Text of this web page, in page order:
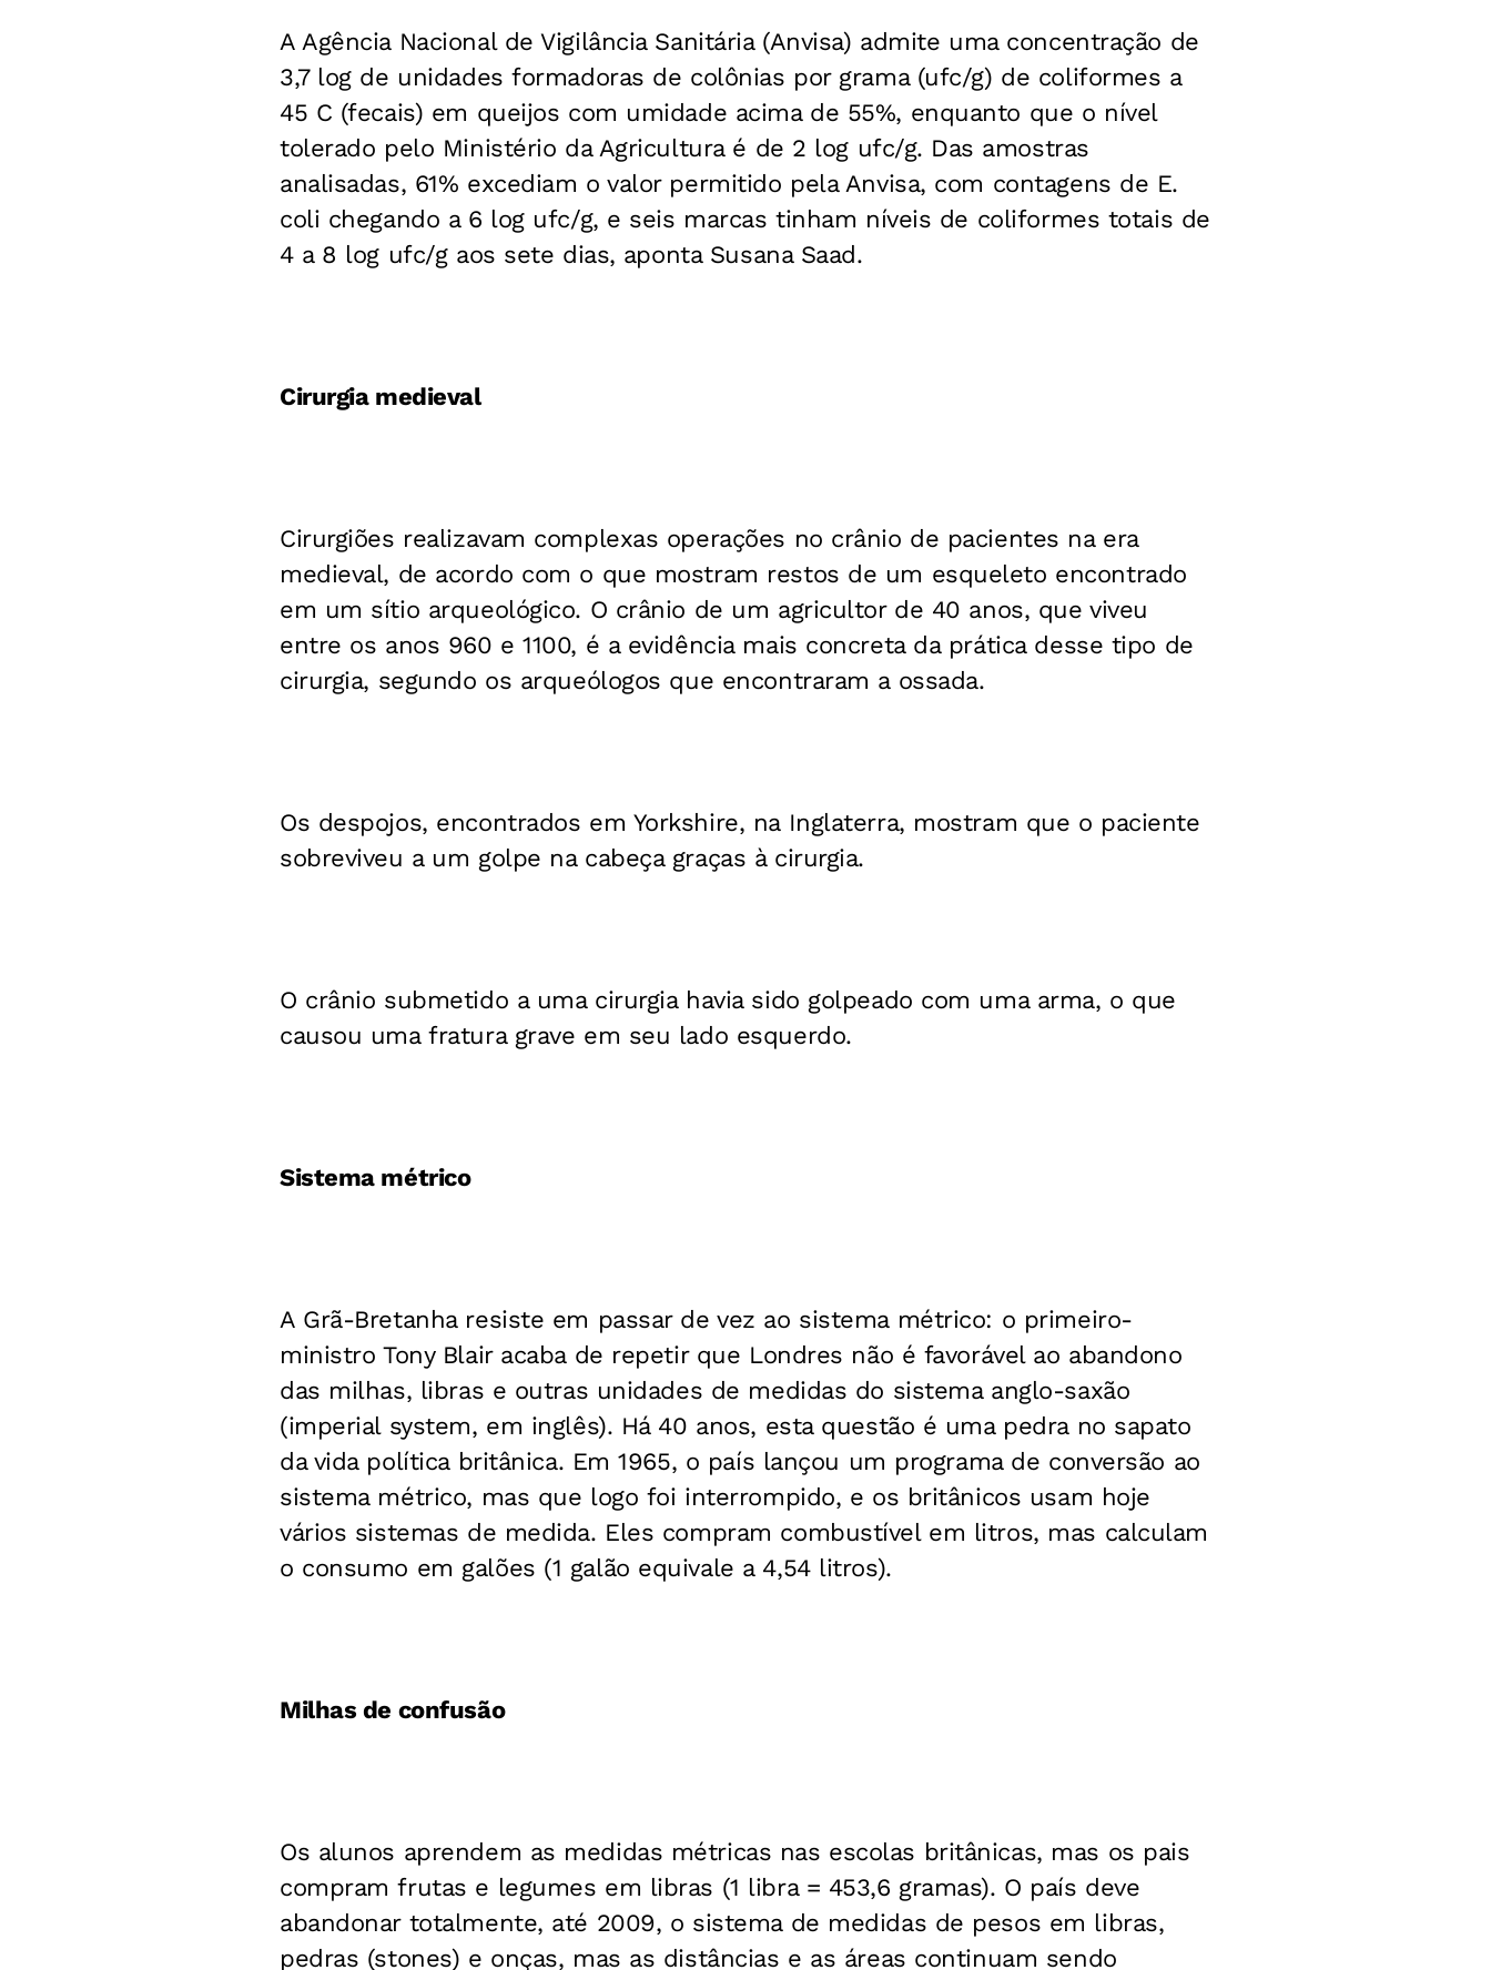
A Agência Nacional de Vigilância Sanitária (Anvisa) admite uma concentração de
3,7 log de unidades formadoras de colônias por grama (ufc/g) de coliformes a
45 C (fecais) em queijos com umidade acima de 55%, enquanto que o nível
tolerado pelo Ministério da Agricultura é de 2 log ufc/g. Das amostras
analisadas, 61% excediam o valor permitido pela Anvisa, com contagens de E.
coli chegando a 6 log ufc/g, e seis marcas tinham níveis de coliformes totais de
4 a 8 log ufc/g aos sete dias, aponta Susana Saad.
Cirurgia medieval
Cirurgiões realizavam complexas operações no crânio de pacientes na era
medieval, de acordo com o que mostram restos de um esqueleto encontrado
em um sítio arqueológico. O crânio de um agricultor de 40 anos, que viveu
entre os anos 960 e 1100, é a evidência mais concreta da prática desse tipo de
cirurgia, segundo os arqueólogos que encontraram a ossada.
Os despojos, encontrados em Yorkshire, na Inglaterra, mostram que o paciente
sobreviveu a um golpe na cabeça graças à cirurgia.
O crânio submetido a uma cirurgia havia sido golpeado com uma arma, o que
causou uma fratura grave em seu lado esquerdo.
Sistema métrico
A Grã-Bretanha resiste em passar de vez ao sistema métrico: o primeiro-
ministro Tony Blair acaba de repetir que Londres não é favorável ao abandono
das milhas, libras e outras unidades de medidas do sistema anglo-saxão
(imperial system, em inglês). Há 40 anos, esta questão é uma pedra no sapato
da vida política britânica. Em 1965, o país lançou um programa de conversão ao
sistema métrico, mas que logo foi interrompido, e os britânicos usam hoje
vários sistemas de medida. Eles compram combustível em litros, mas calculam
o consumo em galões (1 galão equivale a 4,54 litros).
Milhas de confusão
Os alunos aprendem as medidas métricas nas escolas britânicas, mas os pais
compram frutas e legumes em libras (1 libra = 453,6 gramas). O país deve
abandonar totalmente, até 2009, o sistema de medidas de pesos em libras,
pedras (stones) e onças, mas as distâncias e as áreas continuam sendo